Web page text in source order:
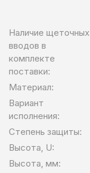
Наличие щеточных
вводов в
комплекте
поставки:
Материал:
Вариант
исполнения:
Степень защиты:
Высота, U:
Высота, мм: